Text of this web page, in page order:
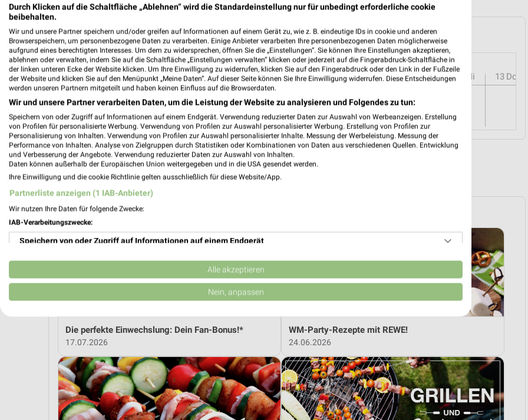
Angebote-Kalender für REWE in Rockenhausen und Umgebung
Aug.
03 Mo 04Di 05 Mi 06 Do 07 Fr 08 Sa 09So 10Mo 11Di 12 Mi 13 Do
REWE - Angebote ab 03.08.
MEHR PROSPEKTE
weekli Magazin
Die perfekte Einwechslung: Dein Fan-Bonus!*
17.07.2026
WM-Party-Rezepte mit REWE!
24.06.2026
Durch Klicken auf die Schaltfläche „Ablehnen“ wird die Standardeinstellung nur für unbedingt erforderliche cookie
beibehalten.
Wir und unsere Partner speichern und/oder greifen auf Informationen auf einem Gerät zu, wie z. B. eindeutige IDs in cookie und anderen
Browserspeichern, um personenbezogene Daten zu verarbeiten. Einige Anbieter verarbeiten Ihre personenbezogenen Daten möglicherweise
aufgrund eines berechtigten Interesses. Um dem zu widersprechen, öffnen Sie die „Einstellungen“. Sie können Ihre Einstellungen akzeptieren,
ablehnen oder verwalten, indem Sie auf die Schaltfläche „Einstellungen verwalten“ klicken oder jederzeit auf die Fingerabdruck-Schaltfläche in
der linken unteren Ecke der Website klicken. Um Ihre Einwilligung zu widerrufen, klicken Sie auf den Fingerabdruck oder den Link in der Fußzeile
der Website und klicken Sie auf den Menüpunkt „Meine Daten“. Auf dieser Seite können Sie Ihre Einwilligung widerrufen. Diese Entscheidungen
werden unseren Partnern mitgeteilt und haben keinen Einfluss auf die Browserdaten.
Wir und unsere Partner verarbeiten Daten, um die Leistung der Website zu analysieren und Folgendes zu tun:
Speichern von oder Zugriff auf Informationen auf einem Endgerät. Verwendung reduzierter Daten zur Auswahl von Werbeanzeigen. Erstellung
von Profilen für personalisierte Werbung. Verwendung von Profilen zur Auswahl personalisierter Werbung. Erstellung von Profilen zur
Personalisierung von Inhalten. Verwendung von Profilen zur Auswahl personalisierter Inhalte. Messung der Werbeleistung. Messung der
Performance von Inhalten. Analyse von Zielgruppen durch Statistiken oder Kombinationen von Daten aus verschiedenen Quellen. Entwicklung
und Verbesserung der Angebote. Verwendung reduzierter Daten zur Auswahl von Inhalten.
Daten können außerhalb der Europäischen Union weitergegeben und in die USA gesendet werden.
Ihre Einwilligung und die cookie Richtlinie gelten ausschließlich für diese Website/App.
Partnerliste anzeigen (1 IAB-Anbieter)
Wir nutzen Ihre Daten für folgende Zwecke:
IAB-Verarbeitungszwecke:
Speichern von oder Zugriff auf Informationen auf einem Endgerät
Verwendung reduzierter Daten zur Auswahl von Werbeanzeigen
Erstellung von Profilen für personalisierte Werbung
Erstellung von Profilen zur Personalisierung von Inhalten
Verwendung von Profilen zur Auswahl personalisierter Inhalte
Messung der Werbeleistung
Messung der Performance von Inhalten
Alle akzeptieren
Nein, anpassen